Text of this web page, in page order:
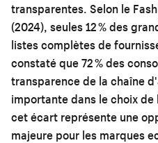
transparentes. Selon le
(2024), seules 12 % des
listes complètes de
constaté que 72 % des
transparence de la chaîne
importante dans le choix
cet écart représente une
majeure pour les marques